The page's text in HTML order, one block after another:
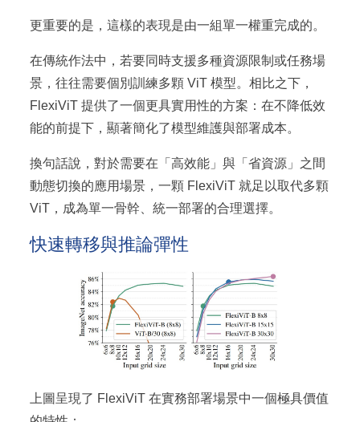
更重要的是，這樣的表現是由一組單一權重完成的。
在傳統作法中，若要同時支援多種資源限制或任務場
景，往往需要個別訓練多顆 ViT 模型。相比之下，
FlexiViT 提供了一個更具實用性的方案：在不降低效
能的前提下，顯著簡化了模型維護與部署成本。
換句話說，對於需要在「高效能」與「省資源」之間
動態切換的應用場景，一顆 FlexiViT 就足以取代多顆
ViT，成為單一骨幹、統一部署的合理選擇。
快速轉移與推論彈性
上圖呈現了 FlexiViT 在實務部署場景中一個極具價值